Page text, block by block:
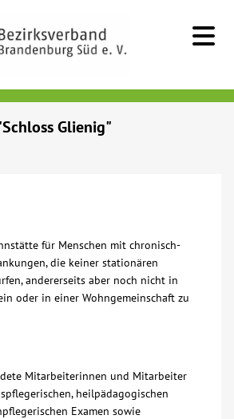
Glienig"
für Menschen mit chronisch-
die keiner stationären
andererseits aber noch nicht in
oder in einer Wohngemeinschaft zu
Mitarbeiterinnen und Mitarbeiter
heilpädagogischen
Examen sowie